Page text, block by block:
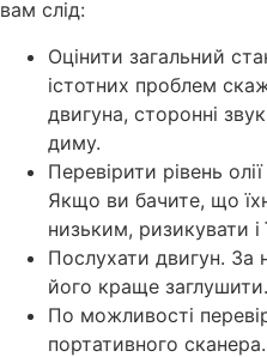
вам слід:
Оцінити загальний
істотних проблем
двигуна, сторонні
диму.
Перевірити рівень
Якщо ви бачите, що
низьким, ризикувати і
Послухати двигун. За
його краще заглушити.
По можливості
портативного